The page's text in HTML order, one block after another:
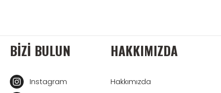
BIZI BULUN
Instagram
HAKKIMIZDA
Hakkımızda